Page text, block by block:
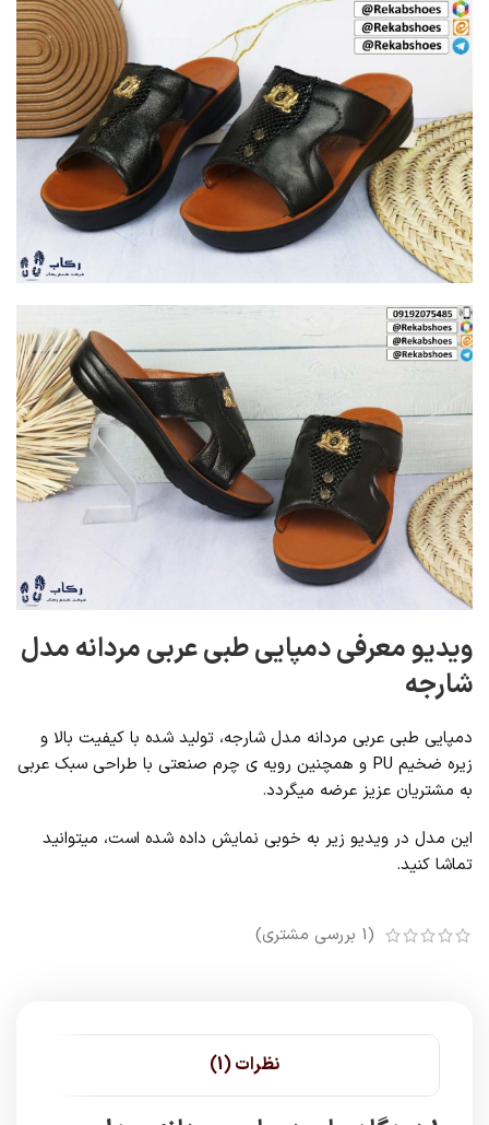
ویدیو معرفی دمپایی طبی عربی مردانه مدل
شارجه
دمپایی طبی عربی مردانه مدل شارجه، تولید شده با کیفیت بالا و
زیره ضخیم PU و همچنین رویه ی چرم صنعتی با طراحی سبک عربی
به مشتریان عزیز عرضه میگردد.
این مدل در ویدیو زیر به خوبی نمایش داده شده است، میتوانید
تماشا کنید.
(
1 بررسی مشتری)
نظرات (1)